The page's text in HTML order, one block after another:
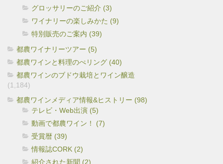
グロッサリーのご紹介 (3)
ワイナリーの楽しみかた (9)
特別販売のご案内 (39)
都農ワイナリーツアー (5)
都農ワインと料理のぺリング (40)
都農ワインのブドウ栽培とワイン醸造
(1,184)
都農ワインメディア情報&ヒストリー (98)
テレビ・Web出演 (5)
動画で都農ワイン！ (7)
受賞暦 (39)
情報誌CORK (2)
紹介された新聞 (2)